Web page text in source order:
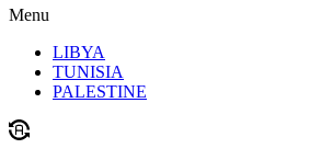
Menu
LIBYA
TUNISIA
PALESTINE